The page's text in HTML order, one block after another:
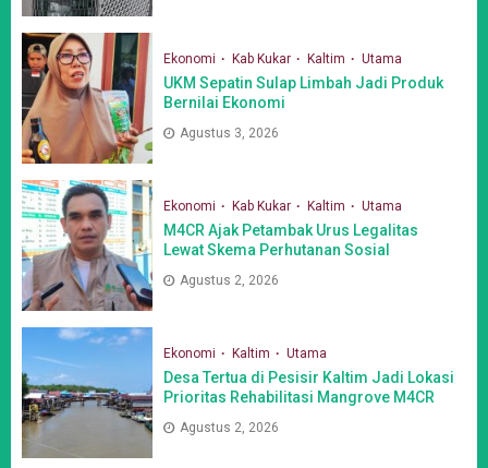
Ekonomi Kab Kukar Kaltim Utama
UKM Sepatin Sulap Limbah Jadi Produk
Bernilai Ekonomi
Agustus 3, 2026
Ekonomi Kab Kukar Kaltim Utama
M4CR Ajak Petambak Urus Legalitas
Lewat Skema Perhutanan Sosial
Agustus 2, 2026
Ekonomi Kaltim Utama
Desa Tertua di Pesisir Kaltim Jadi Lokasi
Prioritas Rehabilitasi Mangrove M4CR
Agustus 2, 2026